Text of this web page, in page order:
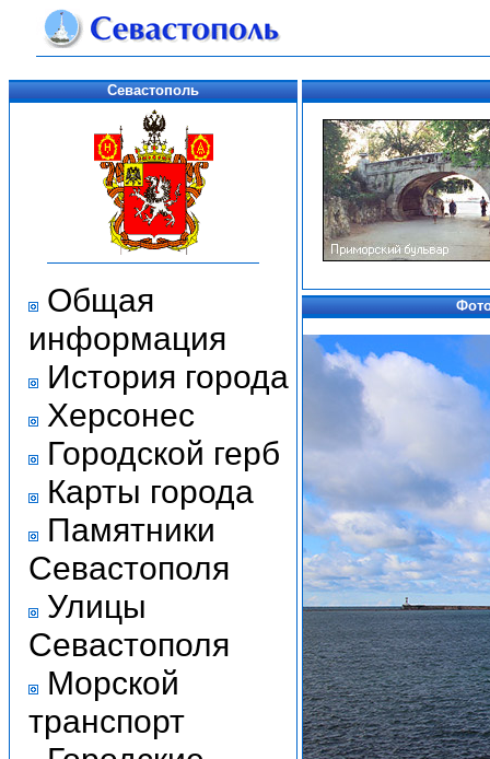
Севастополь
Общая
информация
История города
Херсонес
Городской герб
Карты города
Памятники
Севастополя
Улицы
Севастополя
Морской
транспорт